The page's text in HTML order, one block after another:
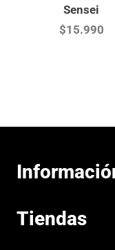
Sensei
$15.990
Tiendas